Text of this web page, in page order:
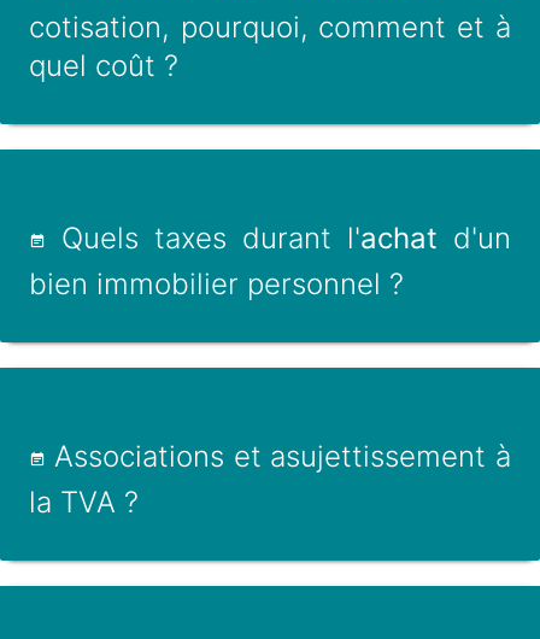
cotisation, pourquoi, comment et à
quel coût ?
Quels taxes durant l'achat d'un
bien immobilier personnel ?
Associations et asujettissement à
la TVA ?